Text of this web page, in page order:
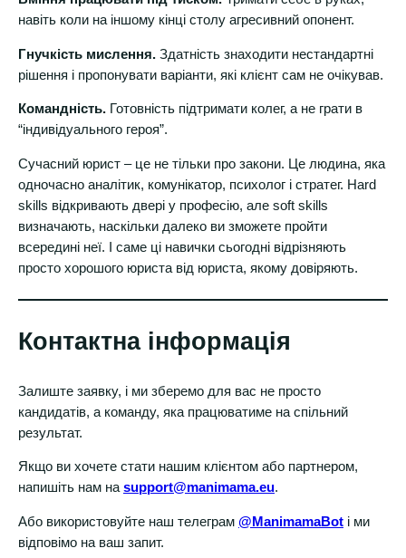
навіть коли на іншому кінці столу агресивний опонент.
Гнучкість мислення. Здатність знаходити нестандартні
рішення і пропонувати варіанти, які клієнт сам не очікував.
Командність. Готовність підтримати колег, а не грати в
“індивідуального героя”.
Сучасний юрист – це не тільки про закони. Це людина, яка
одночасно аналітик, комунікатор, психолог і стратег. Hard
skills відкривають двері у професію, але soft skills
визначають, наскільки далеко ви зможете пройти
всередині неї. І саме ці навички сьогодні відрізняють
просто хорошого юриста від юриста, якому довіряють.
Контактна інформація
Залиште заявку, і ми зберемо для вас не просто
кандидатів, а команду, яка працюватиме на спільний
результат.
Якщо ви хочете стати нашим клієнтом або партнером,
напишіть нам наsupport@manimama.eu.
Або використовуйте наш телеграм @ManimamaBot і ми
відповімо на ваш запит.